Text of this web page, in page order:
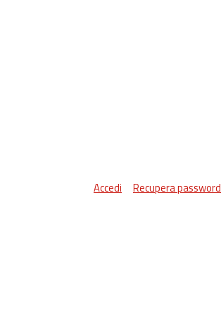
Accedi Recupera password